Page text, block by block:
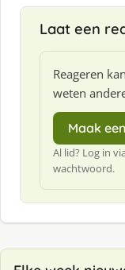
Laat een
Reageren
weten
Maak
Al lid? Log in
wachtwoord.